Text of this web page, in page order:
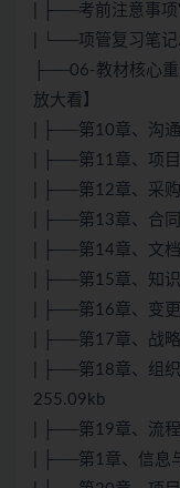
| ├──考前注意事
| └──项管复习笔
├──06-教材核心
放大看】
| ├──第10章、沟
| ├──第11章、项
| ├──第12章、采
| ├──第13章、合
| ├──第14章、文
| ├──第15章、知
| ├──第16章、变
| ├──第17章、战
| ├──第18章、组
255.09kb
| ├──第19章、流
| ├──第1章、信息